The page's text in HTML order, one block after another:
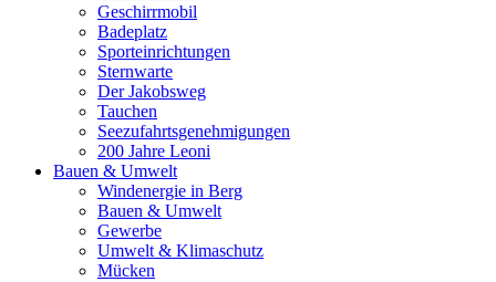
Geschirrmobil
Badeplatz
Sporteinrichtungen
Sternwarte
Der Jakobsweg
Tauchen
Seezufahrtsgenehmigungen
200 Jahre Leoni
Bauen & Umwelt
Windenergie in Berg
Bauen & Umwelt
Gewerbe
Umwelt & Klimaschutz
Mücken